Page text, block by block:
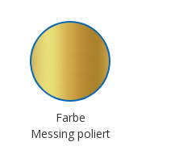
Farbe
Messing poliert